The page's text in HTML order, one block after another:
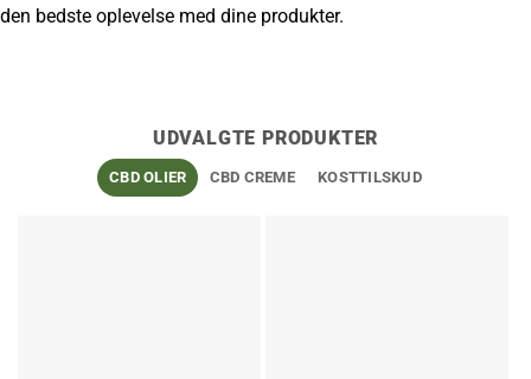
den bedste oplevelse med dine produkter.
UDVALGTE PRODUKTER
CBD OLIER CBD CREME KOSTTILSKUD